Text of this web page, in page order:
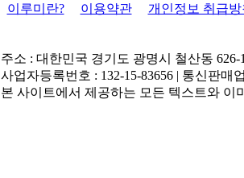
이루미란? 이용약관 개인정보 취급방
주소 : 대한민국 경기도 광명시 철산동
사업자등록번호 : 132-15-83656 | 통신판매
본 사이트에서 제공하는 모든 텍스트와